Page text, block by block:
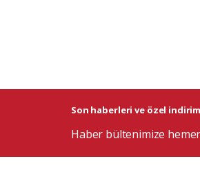
Son haberleri ve özel
Haber bültenimize